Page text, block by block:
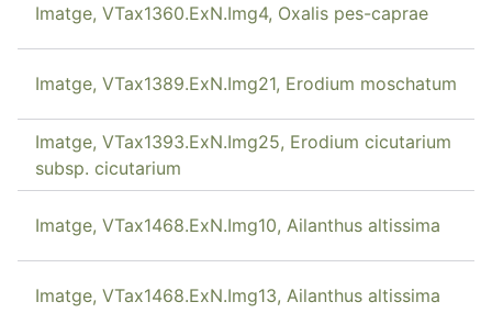
Imatge, VTax1360.ExN.Img4, Oxalis pes-caprae
Imatge, VTax1389.ExN.Img21, Erodium moschatum
Imatge, VTax1393.ExN.Img25, Erodium cicutarium
subsp. cicutarium
Imatge, VTax1468.ExN.Img10, Ailanthus altissima
Imatge, VTax1468.ExN.Img13, Ailanthus altissima